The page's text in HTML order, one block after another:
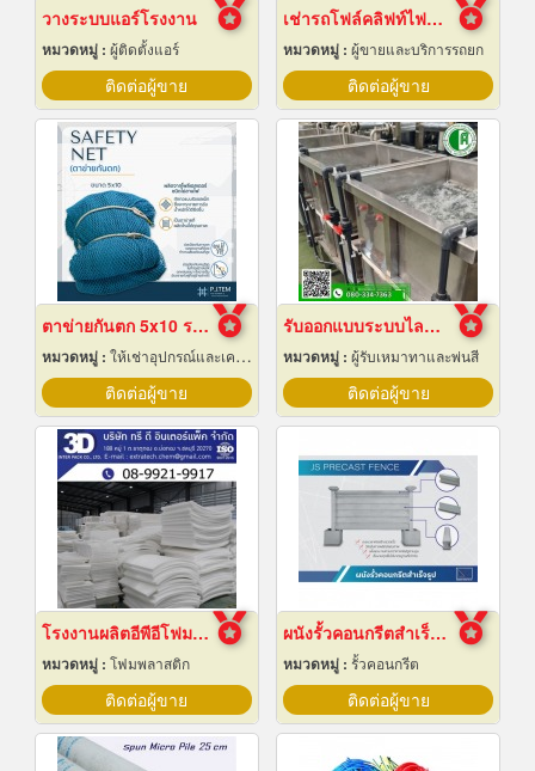
วางระบบแอร์โรงงาน
หมวดหมู่ : ผู้ติดตั้งแอร์
ติดต่อผู้ขาย
เช่ารถโฟล์คลิฟท์ไฟฟ้า สมุทรปราการ
หมวดหมู่ : ผู้ขายและบริการรถยก
ติดต่อผู้ขาย
ตาข่ายกันตก 5x10 ราคาถูก
หมวดหมู่ : ให้เช่าอุปกรณ์และเครื่องใช้สำหรับผู้รับเหมาก่อสร้าง
ติดต่อผู้ขาย
รับออกแบบระบบไลน์ชุบชิ้นงานอุตสาหกรรม
หมวดหมู่ : ผู้รับเหมาทาและพ่นสี
ติดต่อผู้ขาย
โรงงานผลิตอีพีอีโฟมชลบุรี
หมวดหมู่ : โฟมพลาสติก
ติดต่อผู้ขาย
ผนังรั้วคอนกรีตสำเร็จรูป
หมวดหมู่ : รั้วคอนกรีต
ติดต่อผู้ขาย